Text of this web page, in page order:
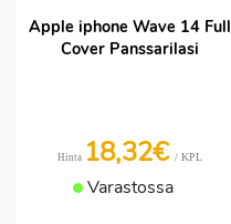
Apple iphone Wave 14 Full
Cover Panssarilasi
Hinta 18,32€ / KPL
Varastossa